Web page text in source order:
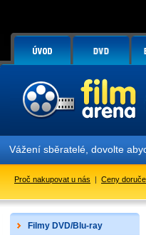
Vážení sběratelé, dovolte
Proč nakupovat u nás | Ceny
Filmy DVD/Blu-ray